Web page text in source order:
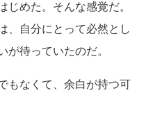
じめた。そんな感覚だ。
、自分にとって必然とし
が待っていたのだ。
もなくて、余白が持つ可